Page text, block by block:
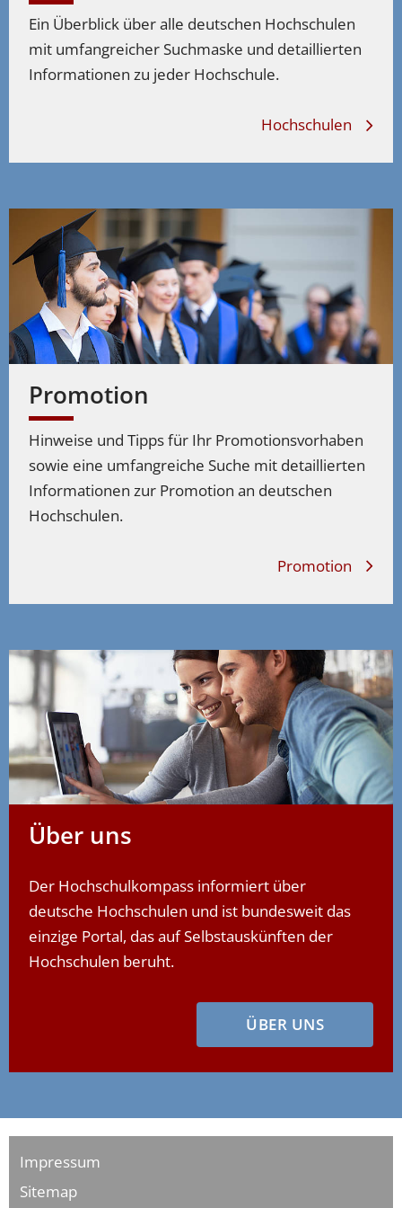
Ein Überblick über alle deutschen Hochschulen
mit umfangreicher Suchmaske und detaillierten
Informationen zu jeder Hochschule.
Hochschulen
Promotion
Hinweise und Tipps für Ihr Promotionsvorhaben
sowie eine umfangreiche Suche mit detaillierten
Informationen zur Promotion an deutschen
Hochschulen.
Promotion
Über uns
Der Hochschulkompass informiert über
deutsche Hochschulen und ist bundesweit das
einzige Portal, das auf Selbstauskünften der
Hochschulen beruht.
ÜBER UNS
Impressum
Sitemap